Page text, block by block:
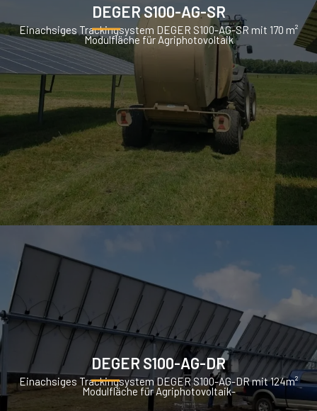
DEGER S100-AG-SR
Einachsiges Trackingsystem DEGER S100-AG-SR mit 170 m²
Modulfläche für Agriphotovoltaik
DEGER S100-AG-DR
Einachsiges Trackingsystem DEGER S100-AG-DR mit 124m²
Modulfläche für Agriphotovoltaik-